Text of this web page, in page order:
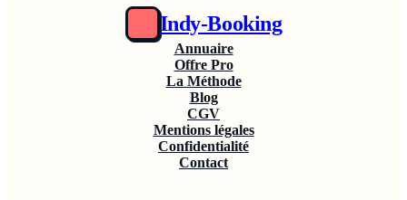
Indy-Booking
Annuaire
Offre Pro
La Méthode
Blog
CGV
Mentions légales
Confidentialité
Contact